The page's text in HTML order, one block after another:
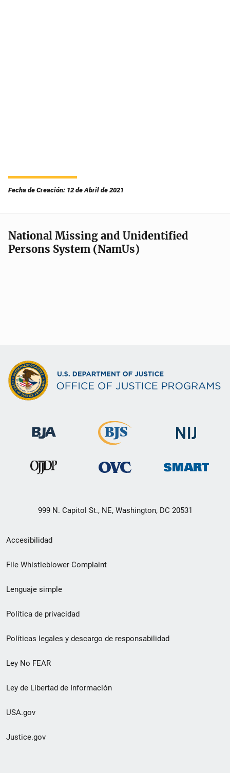
Fecha de Creación: 12 de Abril de 2021
National Missing and Unidentified
Persons System (NamUs)
999 N. Capitol St., NE, Washington, DC 20531
Menú
de
de
pie
de
página
Accesibilidad
File Whistleblower Complaint
Lenguaje simple
Política de privacidad
Políticas legales y descargo de responsabilidad
Ley No FEAR
Ley de Libertad de Información
USA.gov
Justice.gov